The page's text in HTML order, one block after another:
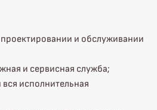
проектировании и обслуживании
и сервисная служба;
исполнительная